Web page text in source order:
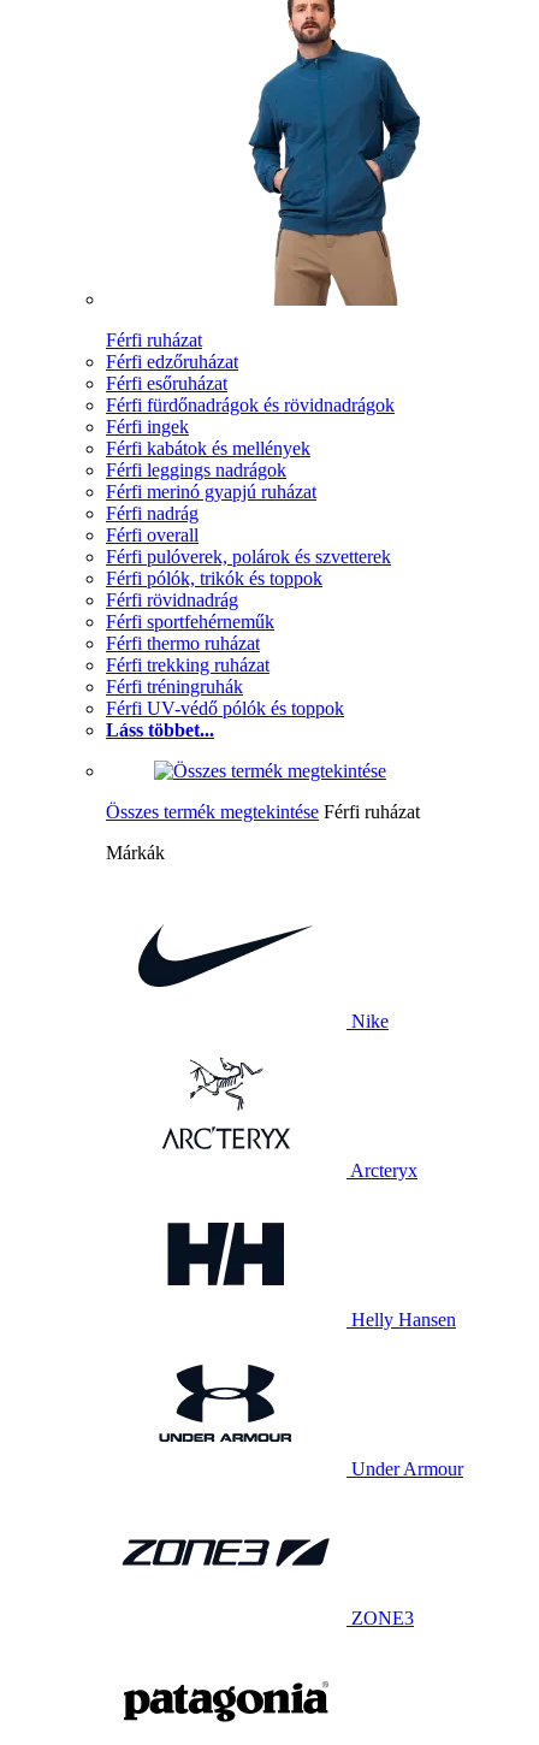
Férfi ruházat
Férfi edzőruházat
Férfi esőruházat
Férfi fürdőnadrágok és rövidnadrágok
Férfi ingek
Férfi kabátok és mellények
Férfi leggings nadrágok
Férfi merinó gyapjú ruházat
Férfi nadrág
Férfi overall
Férfi pulóverek, polárok és szvetterek
Férfi pólók, trikók és toppok
Férfi rövidnadrág
Férfi sportfehérneműk
Férfi thermo ruházat
Férfi trekking ruházat
Férfi tréningruhák
Férfi UV-védő pólók és toppok
Láss többet...
Összes termék megtekintése Férfi ruházat
Márkák
Nike
Arcteryx
Helly Hansen
Under Armour
ZONE3